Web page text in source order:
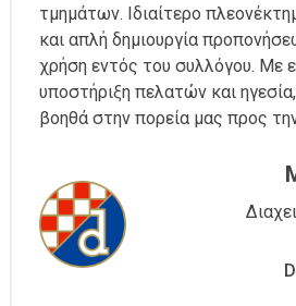
τμημάτων. Ιδιαίτερο
και απλή δημιουργία
χρήση εντός του συλλόγου. Με
υποστήριξη πελατών και
βοηθά στην πορεία μας προς